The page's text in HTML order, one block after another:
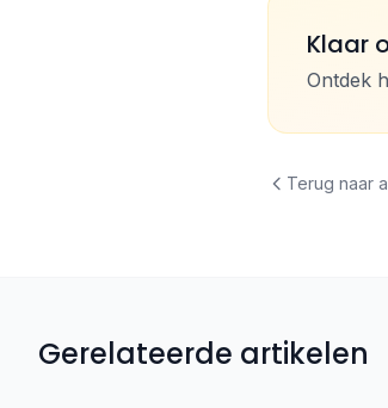
Klaar
Ontdek
Terug naar
Gerelateerde artikelen